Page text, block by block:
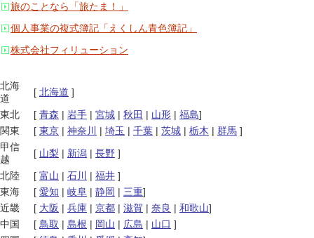
旅のことなら「旅たま！」
個人事業の複式簿記「えくしん青色簿記」
株式会社フィリューション
北海
道
[ 北海道 ]
東北
[ 青森 | 岩手 | 宮城 | 秋田 | 山形 | 福島]
関東
[ 東京 | 神奈川 | 埼玉 | 千葉 | 茨城 | 栃木 | 群馬 ]
甲信
越
[ 山梨 | 新潟 | 長野 ]
北陸
[ 富山 | 石川 | 福井 ]
東海
[ 愛知 | 岐阜 | 静岡 | 三重]
近畿
[ 大阪 | 兵庫 | 京都 | 滋賀 | 奈良 | 和歌山]
中国
[ 鳥取 | 島根 | 岡山 | 広島 | 山口 ]